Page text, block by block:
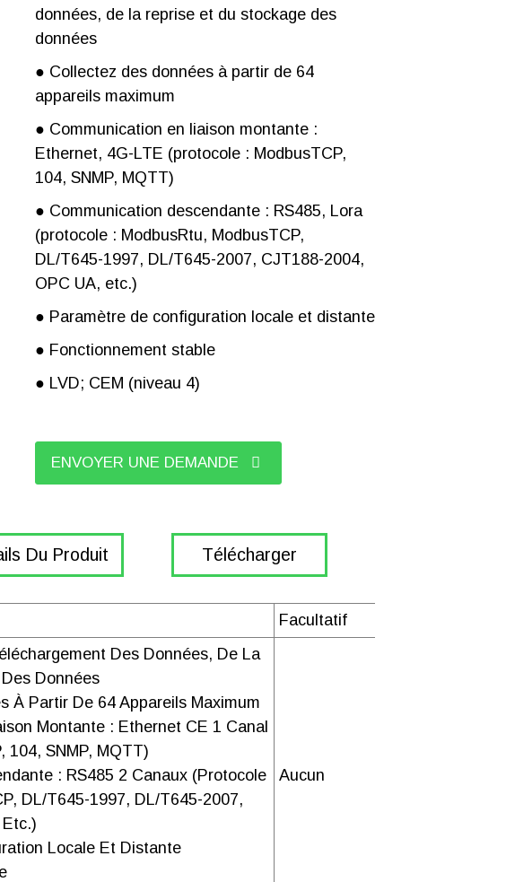
données, de la reprise et du stockage des
données
● Collectez des données à partir de 64
appareils maximum
● Communication en liaison montante :
Ethernet, 4G-LTE (protocole : ModbusTCP,
104, SNMP, MQTT)
● Communication descendante : RS485, Lora
(protocole : ModbusRtu, ModbusTCP,
DL/T645-1997, DL/T645-2007, CJT188-2004,
OPC UA, etc.)
● Paramètre de configuration locale et distante
● Fonctionnement stable
● LVD; CEM (niveau 4)
ENVOYER UNE DEMANDE
Du Produit Télécharger
Facultatif
Des Données, De La
Données
À Partir De 64 Appareils Maximum
Montante : Ethernet CE 1 Canal
104, SNMP, MQTT)
: RS485 2 Canaux (protocole
DL/T645-1997, DL/T645-2007,
Locale Et Distante
Aucun
Matériel
Indice
Échelle libre ARM9 i.MX2xx 454 MHz
Télécharger
1E2S1